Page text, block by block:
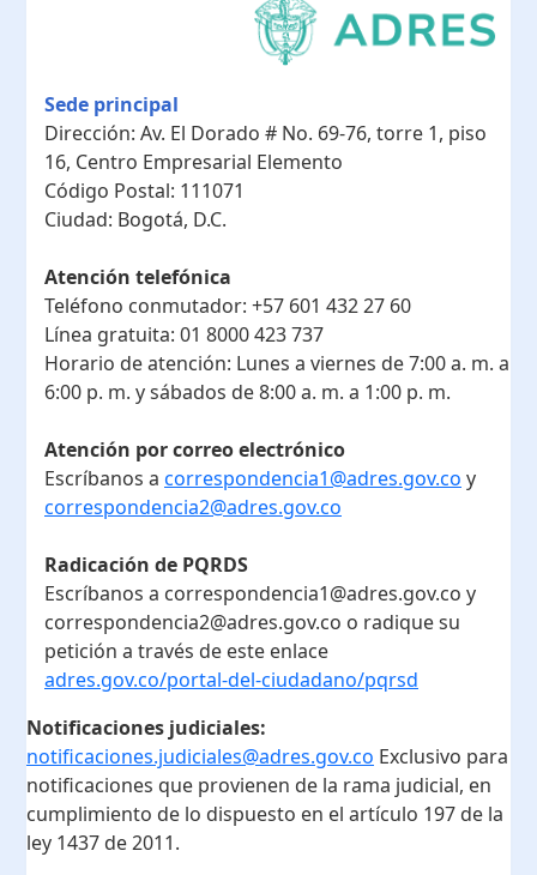
Sede principal
Dirección: Av. El Dorado # No. 69-76, torre 1, piso
16, Centro Empresarial Elemento
Código Postal: 111071
Ciudad: Bogotá, D.C.
Atención telefónica
Teléfono conmutador: +57 601 432 27 60
Línea gratuita: 01 8000 423 737
Horario de atención: Lunes a viernes de 7:00 a. m. a
6:00 p. m. y sábados de 8:00 a. m. a 1:00 p. m.
Atención por correo electrónico
Escríbanos a correspondencia1@adres.gov.co y
correspondencia2@adres.gov.co
Radicación de PQRDS
Escríbanos a correspondencia1@adres.gov.co y
correspondencia2@adres.gov.co o radique su
petición a través de este enlace
adres.gov.co/portal-del-ciudadano/pqrsd
Notificaciones judiciales:
notificaciones.judiciales@adres.gov.co Exclusivo para
notificaciones que provienen de la rama judicial, en
cumplimiento de lo dispuesto en el artículo 197 de la
ley 1437 de 2011.